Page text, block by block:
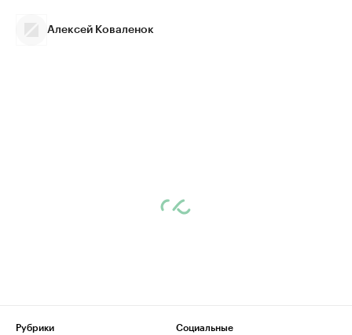
Алексей Коваленок
Рубрики
Социальные